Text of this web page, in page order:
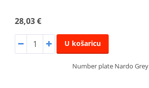
28,03 €
U košaricu
Number plate Nardo Grey